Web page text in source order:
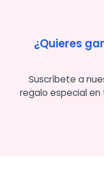
¿Quieres
Suscríbete a
regalo especial